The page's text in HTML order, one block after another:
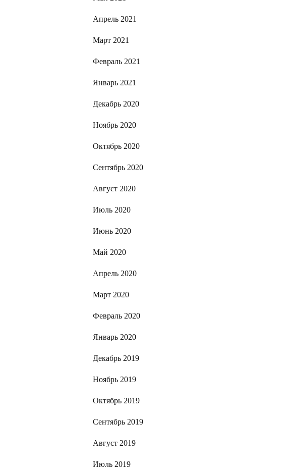
Апрель 2021
Март 2021
Февраль 2021
Январь 2021
Декабрь 2020
Ноябрь 2020
Октябрь 2020
Сентябрь 2020
Август 2020
Июль 2020
Июнь 2020
Май 2020
Апрель 2020
Март 2020
Февраль 2020
Январь 2020
Декабрь 2019
Ноябрь 2019
Октябрь 2019
Сентябрь 2019
Август 2019
Июль 2019